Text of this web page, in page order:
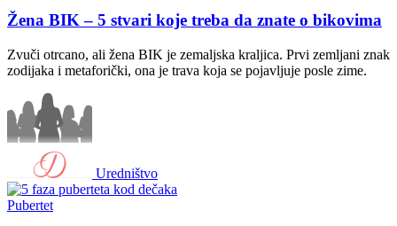
Žena BIK – 5 stvari koje treba da znate o bikovima
Zvuči otrcano, ali žena BIK je zemaljska kraljica. Prvi zemljani znak
zodijaka i metaforički, ona je trava koja se pojavljuje posle zime.
Uredništvo
Pubertet